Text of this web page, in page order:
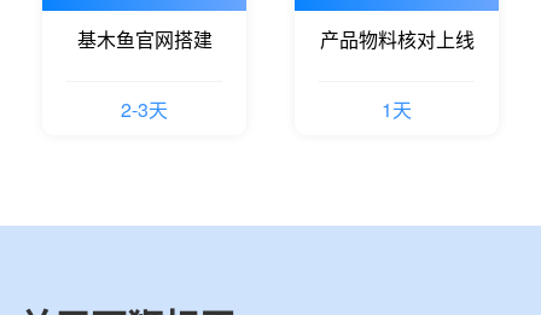
基木鱼官网搭建
2-3天
产品物料核对上线
1天